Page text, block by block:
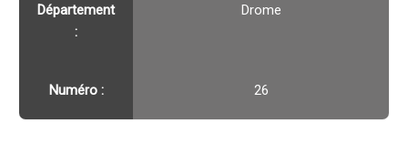
Département
:
Drome
Numéro : 26